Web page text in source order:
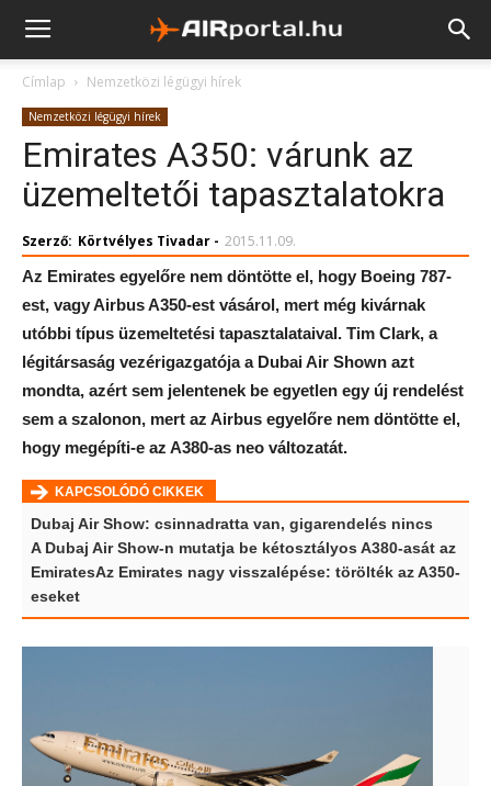
Címlap Nemzetközi légügyi hírek
Nemzetközi légügyi hírek
Emirates A350: várunk az
üzemeltetői tapasztalatokra
Szerző: Körtvélyes Tivadar - 2015.11.09.
Az Emirates egyelőre nem döntötte el, hogy Boeing 787-
est, vagy Airbus A350-est vásárol, mert még kivárnak
utóbbi típus üzemeltetési tapasztalataival. Tim Clark, a
légitársaság vezérigazgatója a Dubai Air Shown azt
mondta, azért sem jelentenek be egyetlen egy új rendelést
sem a szalonon, mert az Airbus egyelőre nem döntötte el,
hogy megépíti-e az A380-as neo változatát.
KAPCSOLÓDÓ CIKKEK
Dubaj Air Show: csinnadratta van, gigarendelés nincs
A Dubaj Air Show-n mutatja be kétosztályos A380-asát az
EmiratesAz Emirates nagy visszalépése: törölték az A350-
eseket